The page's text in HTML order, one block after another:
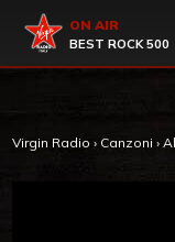
Virgin Radio
ON AIR
BEST ROCK 500
Virgin Radio › Canzoni ›